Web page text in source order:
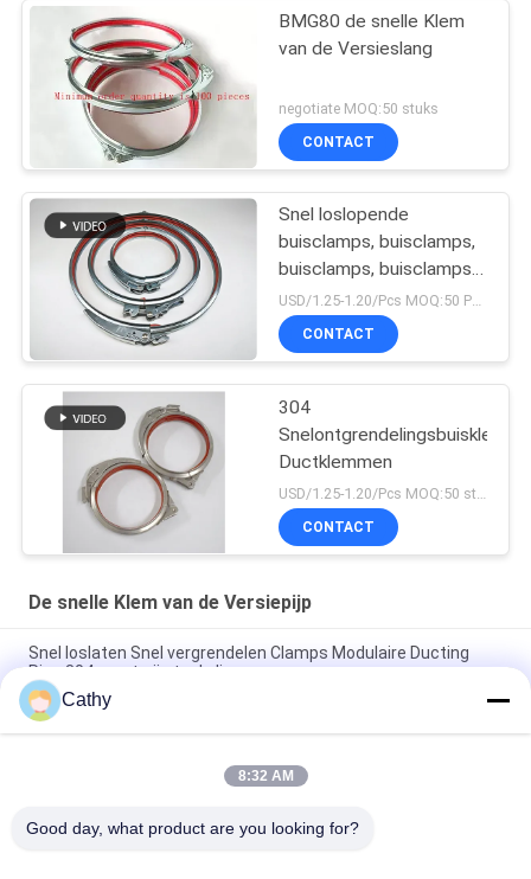
BMG80 de snelle Klem
van de Versieslang
negotiate MOQ:50 stuks
CONTACT
Snel loslopende
buisclamps, buisclamps,
buisclamps, buisclamps
met slot en rood rubberUSD/1.25-1.20/Pcs MOQ:50 PCs
CONTACT
304
Ductklemmen
USD/1.25-1.20/Pcs MOQ:50 stuks
CONTACT
De snelle Klem van de Versiepijp
Snel loslaten Snel vergrendelen Clamps Modulaire Ducting
Ring 304 roestvrij staal clips
SUS304 Sneloplosbare buisclamps Rapid Lock Duct Ring Drum
Locking Ring Clamps
Snel lossen buis klem Rapid Lock Duct Roestvrij staal 304
Cathy
8:32 AM
Good day, what product are you looking for?